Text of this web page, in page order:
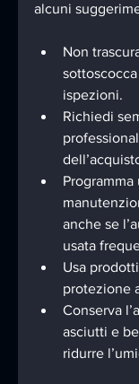
alcuni
Non
ispezioni.
Richiedi
Programma
anche se
usata
Usa
protezione
Conserva
asciutti e
ridurre